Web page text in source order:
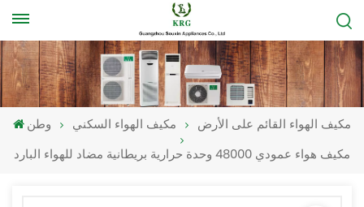
وطن مكيف الهواء السكني
مكيف الهواء القائم على الأرض
مكيف هواء عمودي 48000 وحدة حرارية بريطانية مضاد للهواء البارد